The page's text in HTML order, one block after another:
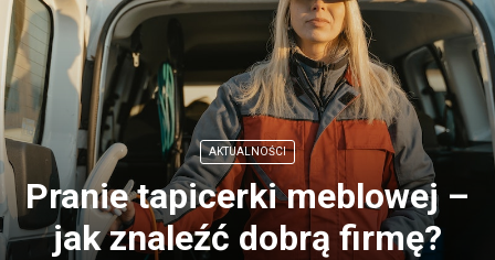
AKTUALNOŚCI
Pranie tapicerki meblowej –
jak znaleźć dobrą firmę?